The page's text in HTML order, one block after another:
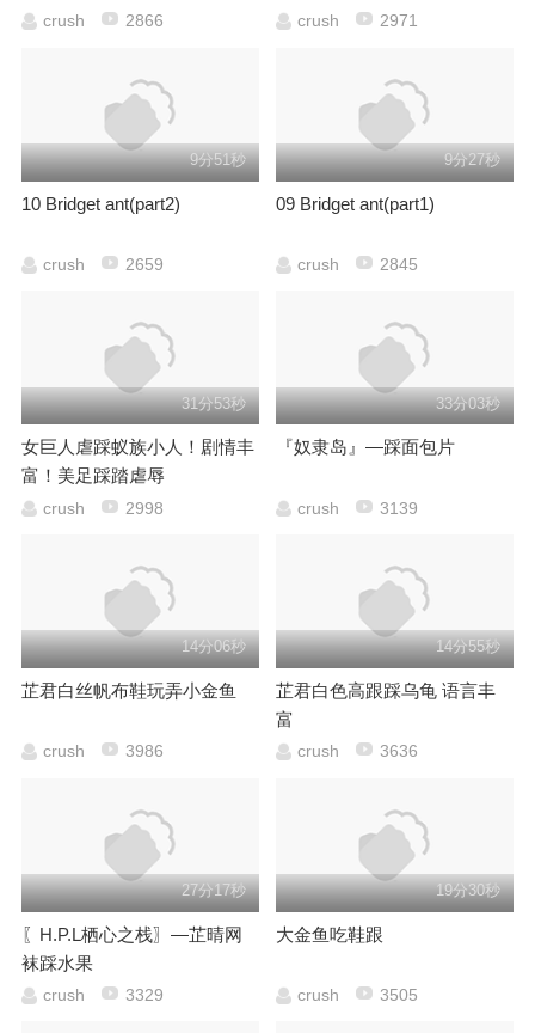
crush 2866 crush 2971
9分51秒
10 Bridget ant(part2)
crush 2659
9分27秒
09 Bridget ant(part1)
crush 2845
31分53秒
女巨人虐踩蚁族小人！剧情丰
富！美足踩踏虐辱
crush 2998
33分03秒
『奴隶岛』—踩面包片
crush 3139
14分06秒
芷君白丝帆布鞋玩弄小金鱼
crush 3986
14分55秒
芷君白色高跟踩乌龟 语言丰
富
crush 3636
27分17秒
〖H.P.L栖心之栈〗—芷晴网
袜踩水果
crush 3329
19分30秒
大金鱼吃鞋跟
crush 3505